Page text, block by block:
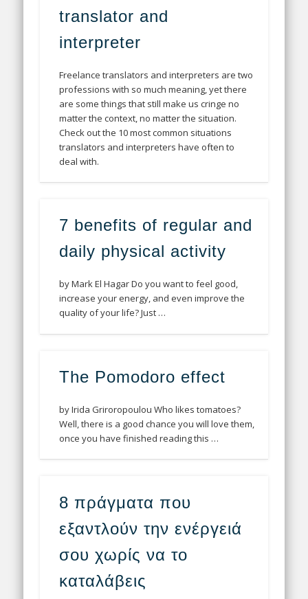
translator and
interpreter
Freelance translators and interpreters are two
professions with so much meaning, yet there
are some things that still make us cringe no
matter the context, no matter the situation.
Check out the 10 most common situations
translators and interpreters have often to
deal with.
7 benefits of regular and
daily physical activity
by Mark El Hagar Do you want to feel good,
increase your energy, and even improve the
quality of your life? Just …
The Pomodoro effect
by Irida Griroropoulou Who likes tomatoes?
Well, there is a good chance you will love them,
once you have finished reading this …
8 πράγματα που
εξαντλούν την ενέργειά
σου χωρίς να το
καταλάβεις